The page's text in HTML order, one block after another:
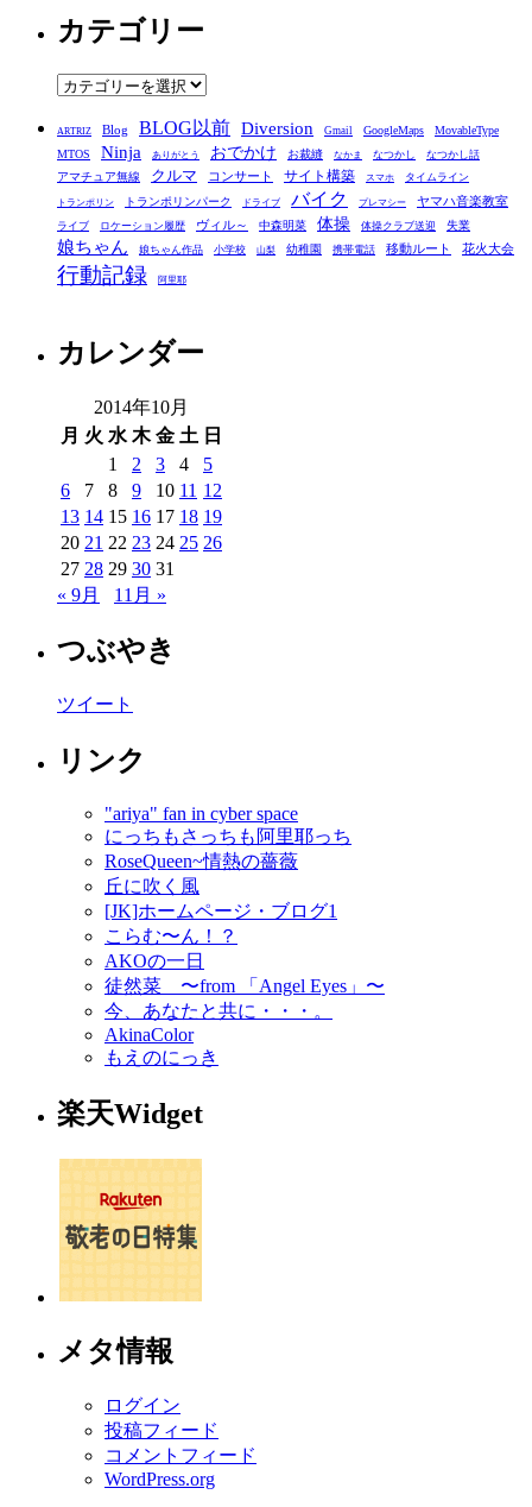
カ
イ
ブ
カテゴリー
カ
ゴ
リ
ー
ARTRIZ Blog BLOG以前 Diversion Gmail GoogleMaps
MovableType
MTOS
Ninja ありがとう おでかけ お裁縫 なかま なつかし なつかし話
アマチュア無線 クルマ コンサート サイト構築 スマホ タイムライン
トランポリン トランポリンパーク ドライブ バイク プレマシー ヤマハ音楽教室
ライブ ロケーション履歴 ヴィル～ 中森明菜 体操 体操クラブ送迎 失業
娘ちゃん 娘ちゃん作品 小学校 山梨 幼稚園 携帯電話 移動ルート 花火大会
行動記録 阿里耶
カレンダー
2014年10月
月 火 水 木 金 土 日
1
2 3 4
5
6
7 8 9 10 11 12
13 14 15 16 17 18 19
20 21 22 23 24 25 26
27 28 29 30 31
« 9月
11月 »
つぶやき
ツイート
リンク
"ariya" fan in cyber space
にっちもさっちも阿里耶っち
RoseQueen~情熱の薔薇
丘に吹く風
[JK]ホームページ・ブログ1
こらむ〜ん！？
AKOの一日
徒然菜 〜from 「Angel Eyes」〜
今、あなたと共に・・・。
AkinaColor
もえのにっき
楽天Widget
メタ情報
ログイン
投稿フィード
コメントフィード
WordPress.org